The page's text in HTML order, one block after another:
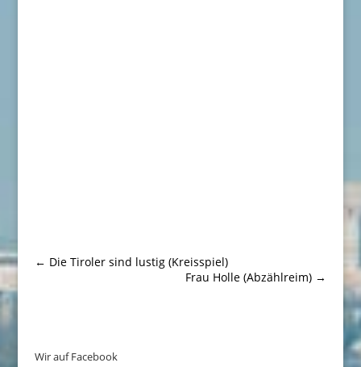
← Die Tiroler sind lustig (Kreisspiel)
Frau Holle (Abzählreim) →
Wir auf Facebook